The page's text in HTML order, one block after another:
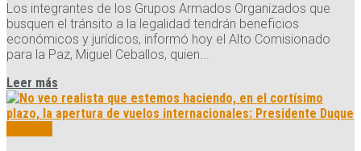
Los integrantes de los Grupos Armados Organizados que
busquen el tránsito a la legalidad tendrán beneficios
económicos y jurídicos, informó hoy el Alto Comisionado
para la Paz, Miguel Ceballos, quien...
Leer más